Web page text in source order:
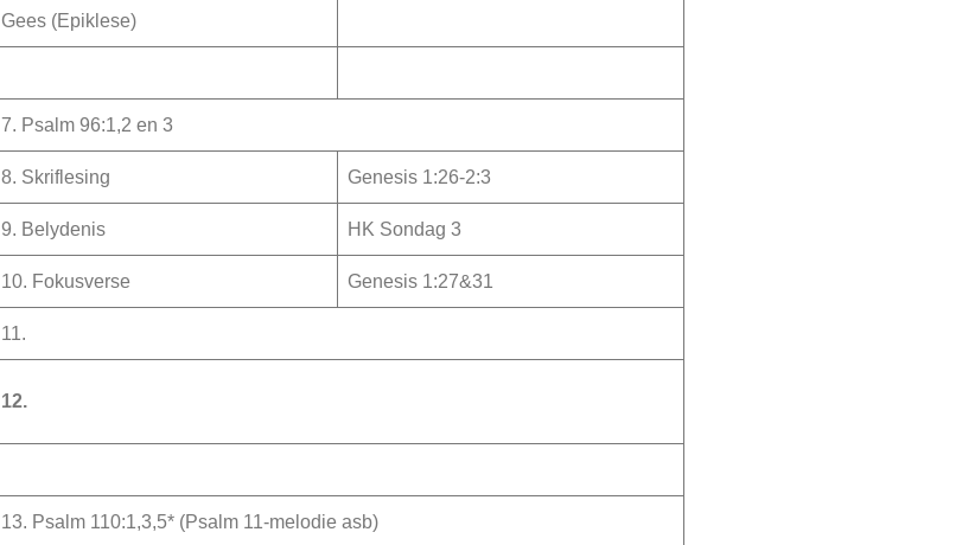
Gees (Epiklese)
7. Psalm 96:1,2 en 3
8. Skriflesing Genesis 1:26-2:3
9. Belydenis HK Sondag 3
10. Fokusverse Genesis 1:27&31
11.
12.
13. Psalm 110:1,3,5* (Psalm 11-melodie asb)